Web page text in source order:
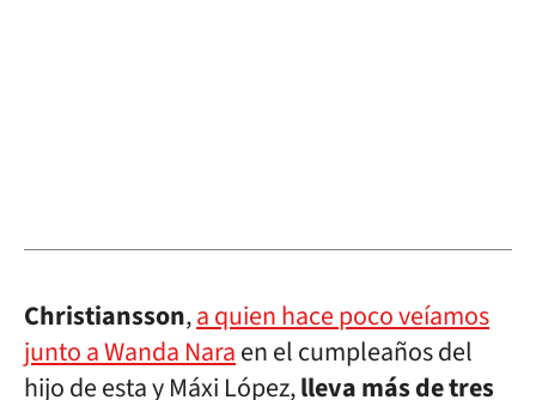
Christiansson,a quien hace poco veíamos
junto a Wanda Naraen el cumpleaños del
hijo de esta y Máxi López,lleva más de tres